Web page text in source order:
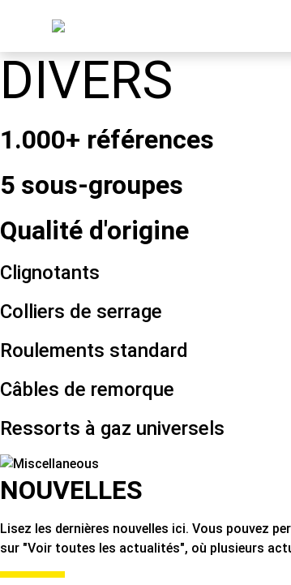
DIVERS
1.000+ références
5 sous-groupes
Qualité d'origine
Clignotants
Colliers de serrage
Roulements standard
Câbles de remorque
Ressorts à gaz universels
NOUVELLES
Lisez les dernières nouvelles ici. Vous pouvez
sur "Voir toutes les actualités", où plusieurs